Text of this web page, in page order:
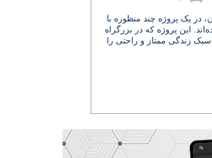
در یک پروژه چند منظوره با
این پروژه که در بزرگراه
زندگی ممتاز و راحتی را